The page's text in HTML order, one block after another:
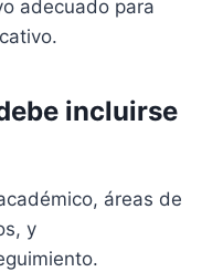
adecuado para
incluirse
áreas de
y